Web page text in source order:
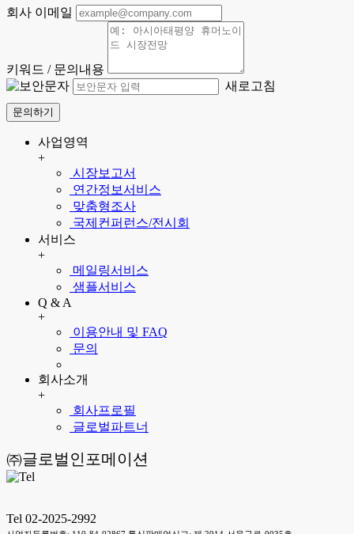
회사 이메일
키워드 / 문의내용
새로고침
문의하기
사업영역
+
시장보고서
연간정보서비스
맞춤형조사
국제컨퍼런스/전시회
서비스
+
메일링서비스
샘플서비스
Q & A
+
이용안내 및 FAQ
문의
회사소개
+
회사프로필
글로벌파트너
㈜글로벌인포메이션
Tel 02-2025-2992